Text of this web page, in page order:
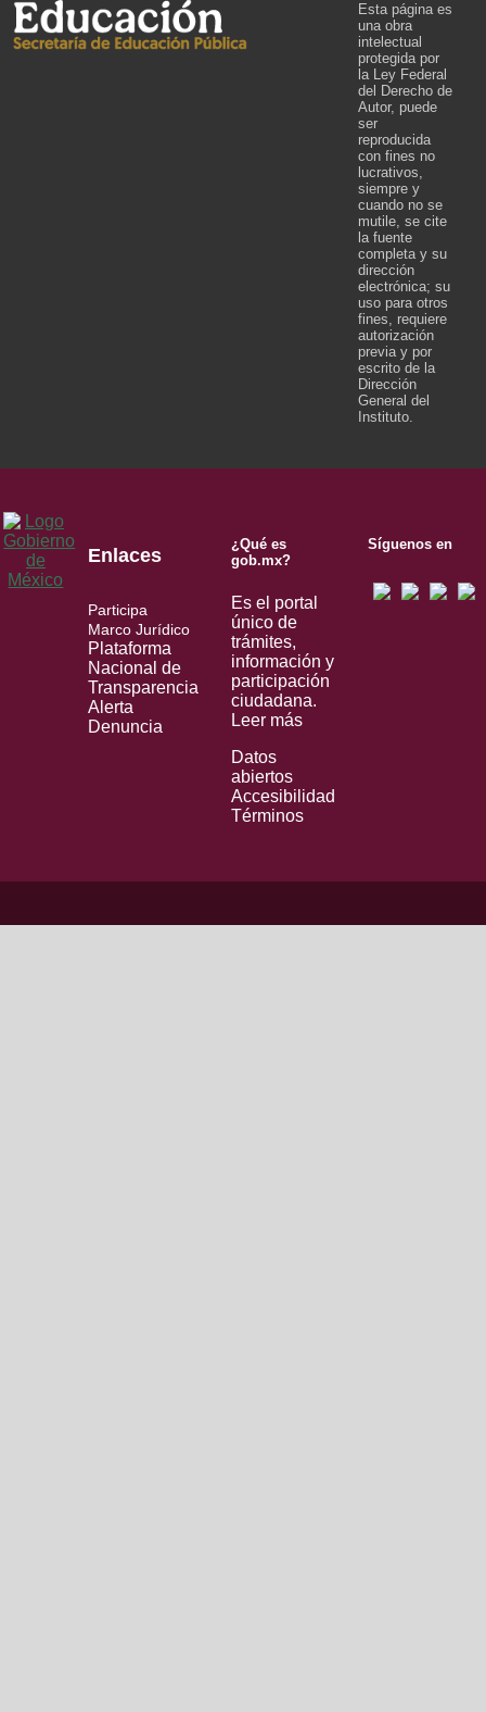
Esta página es
una obra
intelectual
protegida por
la Ley Federal
del Derecho de
Autor, puede
ser
reproducida
con fines no
lucrativos,
siempre y
cuando no se
mutile, se cite
la fuente
completa y su
dirección
electrónica; su
uso para otros
fines, requiere
autorización
previa y por
escrito de la
Dirección
General del
Instituto.
Enlaces
Participa
Marco Jurídico
Plataforma
Nacional de
Transparencia
Alerta
Denuncia
¿Qué es
gob.mx?
Es el portal
único de
trámites,
información y
participación
ciudadana.
Leer más
Datos
abiertos
Accesibilidad
Términos
Síguenos en